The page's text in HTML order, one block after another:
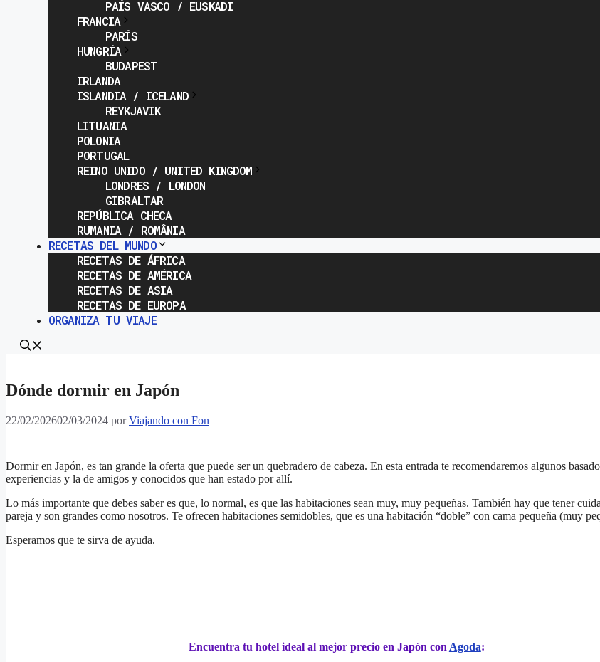
PAÍS VASCO / EUSKADI
FRANCIA
PARÍS
HUNGRÍA
BUDAPEST
IRLANDA
ISLANDIA / ICELAND
REYKJAVIK
LITUANIA
POLONIA
PORTUGAL
REINO UNIDO / UNITED KINGDOM
LONDRES / LONDON
GIBRALTAR
REPÚBLICA CHECA
RUMANIA / ROMÂNIA
RECETAS DEL MUNDO
RECETAS DE ÁFRICA
RECETAS DE AMÉRICA
RECETAS DE ASIA
RECETAS DE EUROPA
ORGANIZA TU VIAJE
Dónde dormir en Japón
22/02/202602/03/2024 porViajando con Fon
Dormir en Japón, es tan grande la oferta que puede ser un quebradero de cabeza. En esta entrada te recomendaremos algunos
experiencias y la de amigos y conocidos que han estado por allí.
Lo más importante que debes saber es que, lo normal, es que las habitaciones sean muy, muy pequeñas. También hay que tener
pareja y son grandes como nosotros. Te ofrecen habitaciones semidobles, que es una habitación “doble” con cama pequeña (muy
Esperamos que te sirva de ayuda.
Encuentra tu hotel ideal al mejor precio en Japón con Agoda: